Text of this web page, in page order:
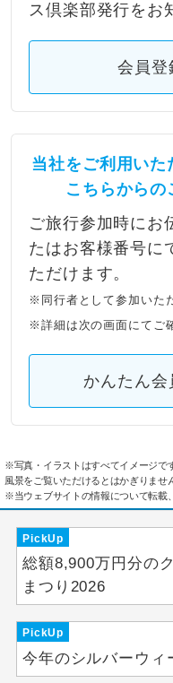
ス倶楽部発行をお
会員登
当社をご利用いた
こちらからの
ご旅行参加時にお
たはお客様番号に
ただけます。
※同行者として参加いた
※詳細は次の画面にてご
かんたん会
※写真・イラストはすべてイメージで
風景をご覧いただけるとはかぎりませ
※当ウェブサイトの情報について転載
PickUp
総額8,900万円分の
まつり2026
PickUp
今年のシルバーウィ